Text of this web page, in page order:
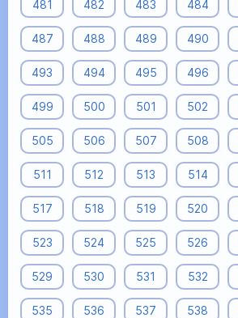
481 482 483 484
487 488 489 490
493 494 495 496
499 500 501 502
505 506 507 508
511 512 513 514
517 518 519 520
523 524 525 526
529 530 531 532
535 536 537 538